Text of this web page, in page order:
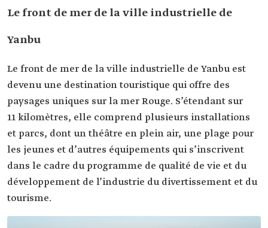
Le front de mer de la ville industrielle de
Yanbu
Le front de mer de la ville industrielle de Yanbu est
devenu une destination touristique qui offre des
paysages uniques sur la mer Rouge. S’étendant sur
11 kilomètres, elle comprend plusieurs installations
et parcs, dont un théâtre en plein air, une plage pour
les jeunes et d’autres équipements qui s’inscrivent
dans le cadre du programme de qualité de vie et du
développement de l’industrie du divertissement et du
tourisme.